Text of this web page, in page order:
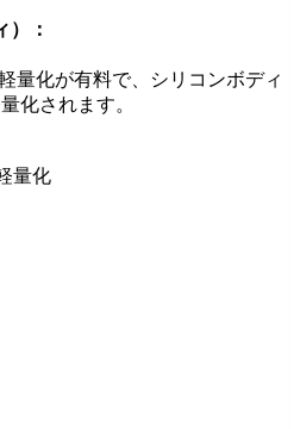
）：
量化が有料で、シリコンボディ
化されます。
量化